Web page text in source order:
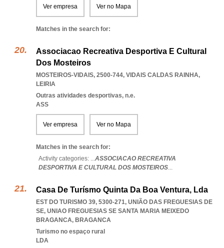
Ver empresa Ver no Mapa
Matches in the search for:
Associacao Recreativa Desportiva E Cultural
Dos Mosteiros
MOSTEIROS-VIDAIS, 2500-744, VIDAIS CALDAS RAINHA,
LEIRIA
Outras atividades desportivas, n.e.
ASS
Ver empresa Ver no Mapa
Matches in the search for:
Activity categories: ...ASSOCIACAO RECREATIVA
DESPORTIVA E CULTURAL DOS MOSTEIROS...
Casa De Turísmo Quinta Da Boa Ventura, Lda
EST DO TURISMO 39, 5300-271, UNIÃO DAS FREGUESIAS DE
SE, UNIAO FREGUESIAS SE SANTA MARIA MEIXEDO
BRAGANCA, BRAGANCA
Turismo no espaço rural
LDA